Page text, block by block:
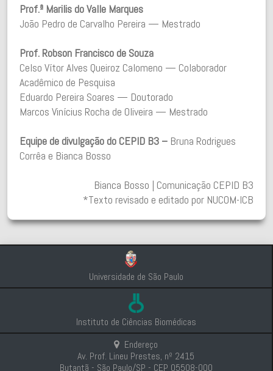
Prof.ª Marilis do Valle Marques
João Pedro de Carvalho Pereira — Mestrado
Prof. Robson Francisco de Souza
Celso Vítor Alves Queiroz Calomeno — Colaborador
Acadêmico de Pesquisa
Eduardo Pereira Soares — Doutorado
Marcos Vinícius Rocha de Oliveira — Mestrado
Equipe de divulgação do CEPID B3 – Bruna Rodrigues
Corrêa e Bianca Bosso
Bianca Bosso | Comunicação CEPID B3
*Texto revisado e editado por NUCOM-ICB
Universidade de São Paulo
Instituto de Ciências Biomédicas
Endereço
Av. Prof. Lineu Prestes, nº 2415
Butantã - São Paulo/SP - CEP 05508-000